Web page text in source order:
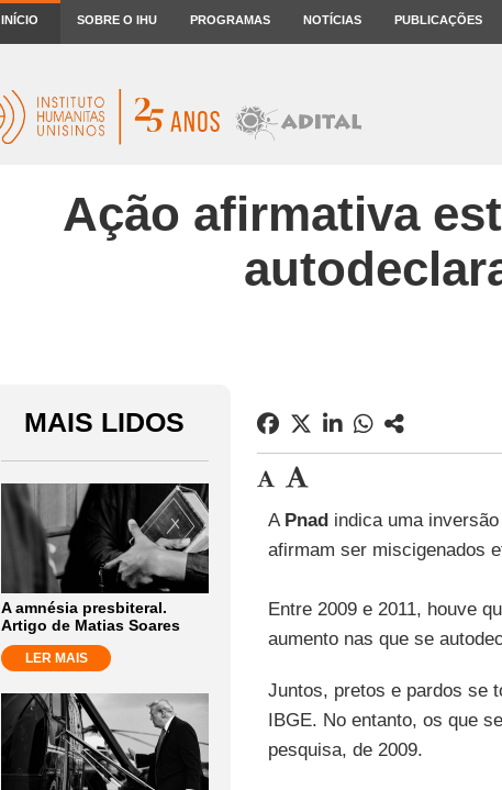
INÍCIO SOBRE O IHU PROGRAMAS NOTÍCIAS PUBLICAÇÕES
Ação afirmativa
MAIS LIDOS
A amnésia presbiteral.
Artigo de Matias Soares
LER MAIS
A Pnad indica uma
afirmam ser miscigenados
Entre 2009 e 2011, houve
aumento nas que se
Juntos, pretos e pardos se
IBGE. No entanto, os que
pesquisa, de 2009.